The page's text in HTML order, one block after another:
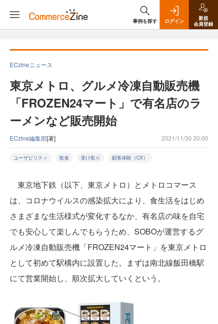
事例を探す ログイン
新規
会員登録
ECzineニュース
東京メトロ、グルメ冷凍自動販売機
「FROZEN24マート」で有名店のラ
ーメンなど販売開始
ECzine編集部[著] 2021/11/30 20:00
ユーザビリティ 飲食 受け取り 顧客体験（CX）
東京地下鉄（以下、東京メトロ）とメトロコマース
は、コロナウイルスの感染拡大により、食生活をはじめ
さまざまな生活様式が変化するなか、有名店の味を自宅
でも安心して楽しんでもらうため、SOBOが運営するグ
ルメ冷凍自動販売機「FROZEN24マート」を東京メトロ
として初めて駅構内に設置した。まずは南北線飯田橋駅
にて営業開始し、順次拡大していくという。